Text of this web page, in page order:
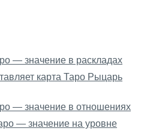
— значение в раскладах
карта Таро Рыцарь
— значение в отношениях
— значение на уровне